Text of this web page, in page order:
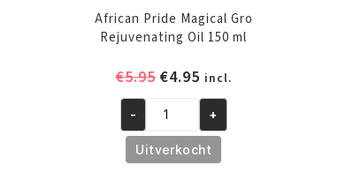
African Pride Magical Gro
Rejuvenating Oil 150 ml
€5.95 Oorspronkelijke
was:
€5.95.
€4.95Huidige
prijs
is:
€4.95.
incl.
African
Pride
Magical
- +
Uitverkocht